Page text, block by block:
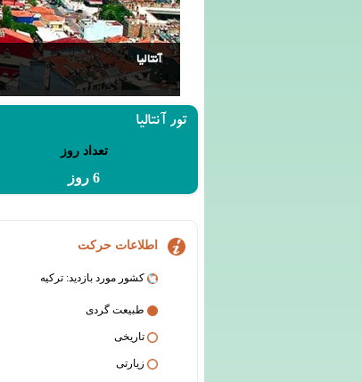
آنتالیا
تور آنتالیا
تعداد روز
6 روز
اطلاعات حرکت
کشور مورد بازدید: ترکیه
طبیعت گردی
تاریخی
زیارتی